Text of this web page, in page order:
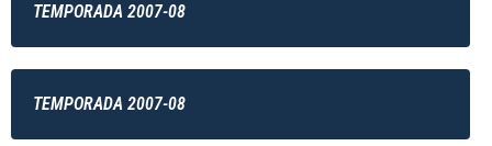
TEMPORADA 2007-08
TEMPORADA 2007-08